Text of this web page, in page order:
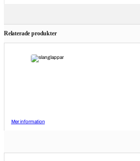
Relaterade produkter
Mer information